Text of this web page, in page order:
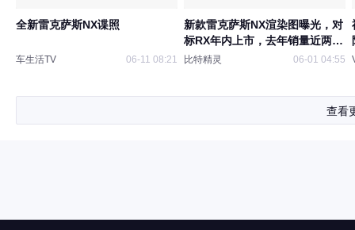
全新雷克萨斯NX谍照
车生活TV 06-11 08:21
新款雷克萨斯NX渲染图曝光，对
标RX年内上市，去年销量近两
万，改款新车能否俘获更多国内
比特精灵 06-01 04:55
查看